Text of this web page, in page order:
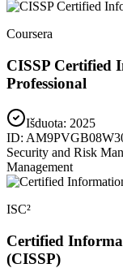
Coursera
CISSP Certified
Professional
Išduota: 2025
ID:
Security and Risk
Management
ISC²
Certified
(CISSP)